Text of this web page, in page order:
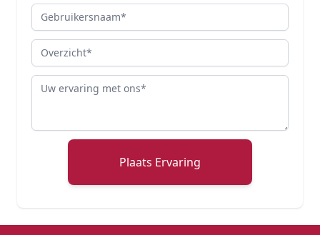
Gebruikersnaam
Overzicht
Review
Plaats Ervaring